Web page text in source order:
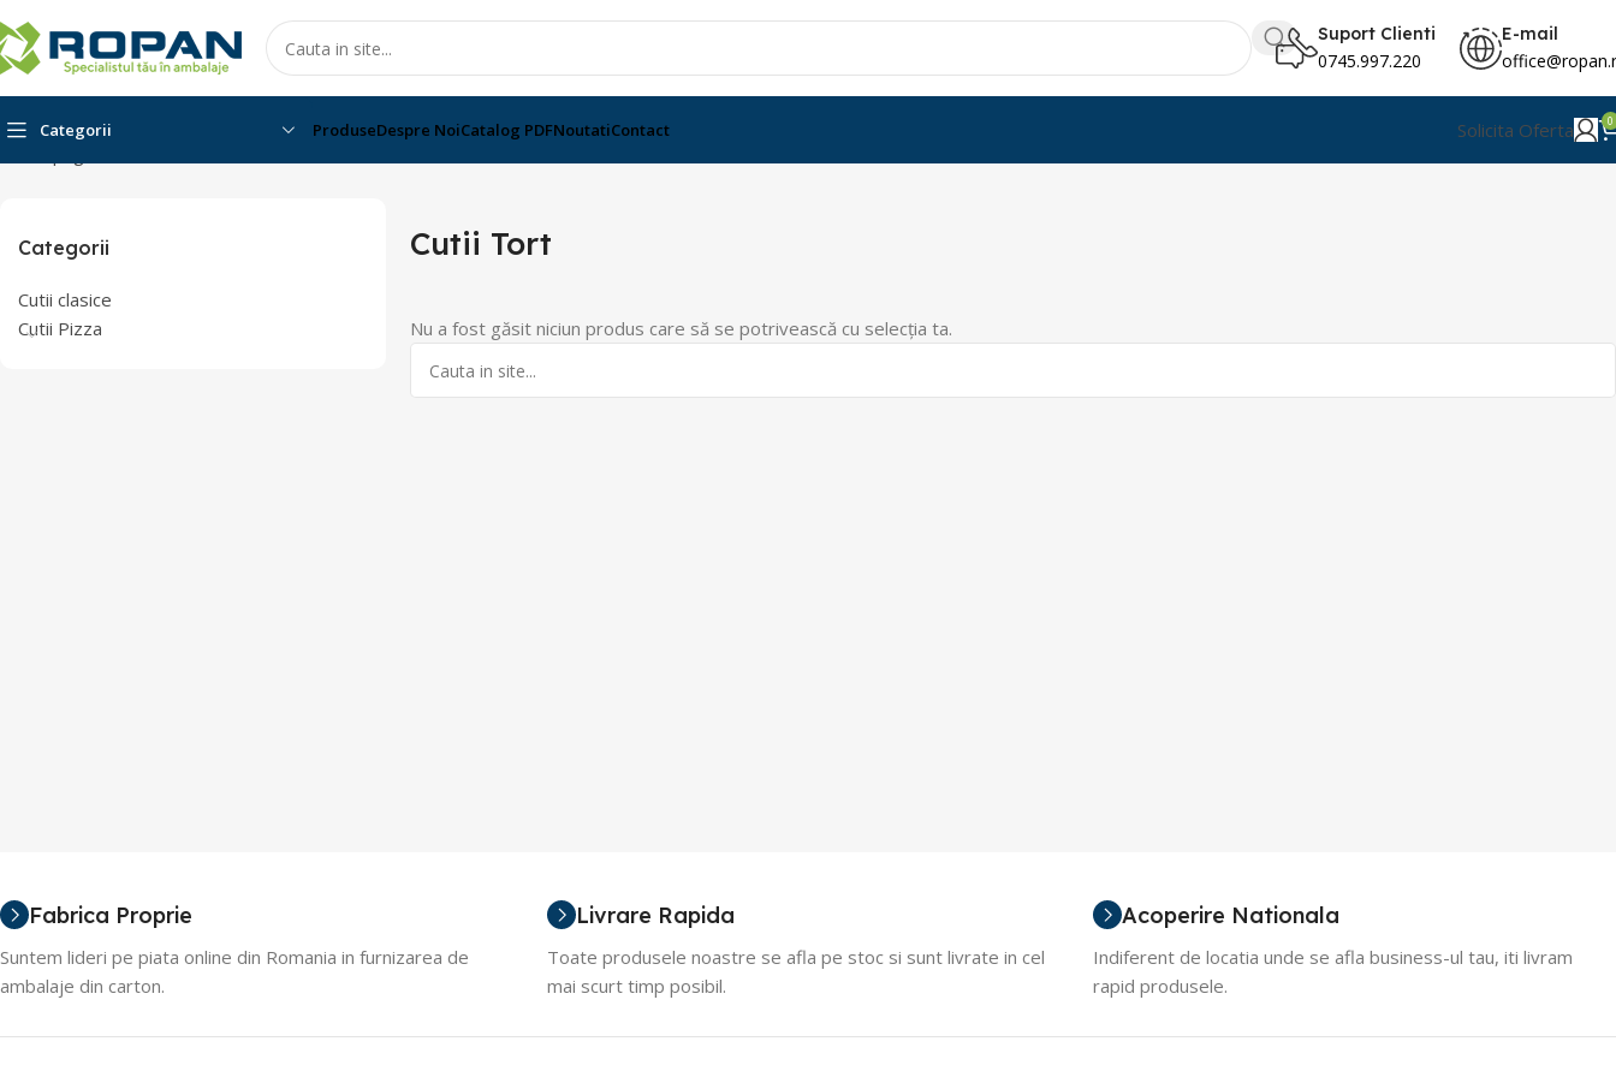
Suport Clienti
0745.997.220
E-mail
Categorii ProduseDespre NoiCatalog PDFNoutatiContact Solicita Oferta 0
Categorii
Cutii clasice
Cutii Pizza
Cutii Tort
Nu a fost găsit niciun produs care să se potrivească cu selecția ta.
Fabrica Proprie
Suntem lideri pe piata online din Romania in furnizarea de
ambalaje din carton.
Livrare Rapida
Toate produsele noastre se afla pe stoc si sunt livrate in cel
mai scurt timp posibil.
Acoperire Nationala
Indiferent de locatia unde se afla business-ul tau, iti livram
rapid produsele.